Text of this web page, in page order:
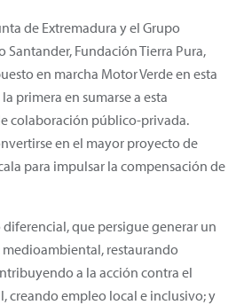
de Extremadura y el Grupo
Santander, Fundación Tierra Pura,
en marcha Motor Verde en esta
primera en sumarse a esta
colaboración público-privada.
en el mayor proyecto de
para impulsar la compensación de
que persigue generar un
restaurando
a la acción contra el
creando empleo local e inclusivo; y